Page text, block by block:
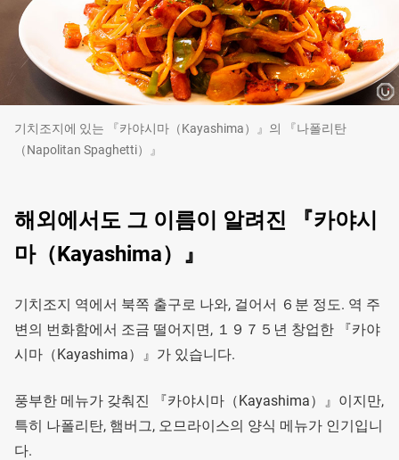
기치조지에 있는 『카야시마（Kayashima）』의 『나폴리탄
（Napolitan Spaghetti）』
해외에서도 그 이름이 알려진 『카야시
마（Kayashima）』
기치조지 역에서 북쪽 출구로 나와, 걸어서 ６분 정도. 역 주
변의 번화함에서 조금 떨어지면, １９７５년 창업한 『카야
시마（Kayashima）』가 있습니다.
풍부한 메뉴가 갖춰진 『카야시마（Kayashima）』이지만,
특히 나폴리탄, 햄버그, 오므라이스의 양식 메뉴가 인기입니
다.